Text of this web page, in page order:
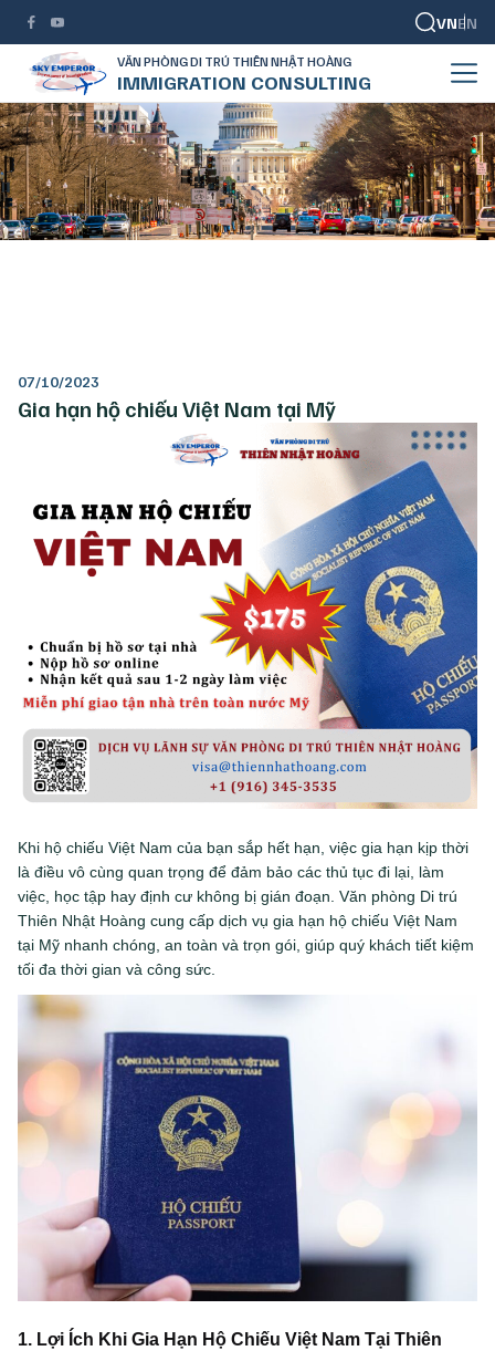
VNEN
VĂN PHÒNG DI TRÚ THIÊN NHẬT HOÀNG
IMMIGRATION CONSULTING
07/10/2023
Gia hạn hộ chiếu Việt Nam tại Mỹ
Khi hộ chiếu Việt Nam của bạn sắp hết hạn, việc gia hạn kịp thời
là điều vô cùng quan trọng để đảm bảo các thủ tục đi lại, làm
việc, học tập hay định cư không bị gián đoạn. Văn phòng Di trú
Thiên Nhật Hoàng cung cấp dịch vụ gia hạn hộ chiếu Việt Nam
tại Mỹ nhanh chóng, an toàn và trọn gói, giúp quý khách tiết kiệm
tối đa thời gian và công sức.
1. Lợi Ích Khi Gia Hạn Hộ Chiếu Việt Nam Tại Thiên